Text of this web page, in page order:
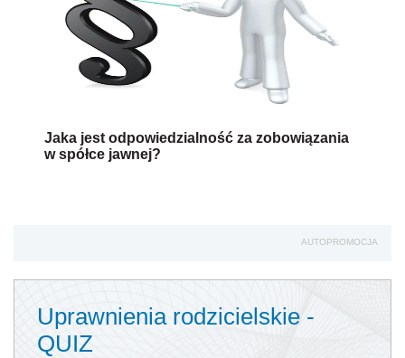
Jaka jest odpowiedzialność za zobowiązania
w spółce jawnej?
AUTOPROMOCJA
Uprawnienia rodzicielskie -
QUIZ